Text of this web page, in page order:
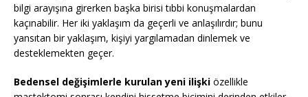
bilgi arayışına girerken başka birisi tıbbi konuşmalardan
kaçınabilir. Her iki yaklaşım da geçerli ve anlaşılırdır; bunu
yansıtan bir yaklaşım, kişiyi yargılamadan dinlemek ve
desteklemekten geçer.
Bedensel değişimlerle kurulan yeni ilişki özellikle